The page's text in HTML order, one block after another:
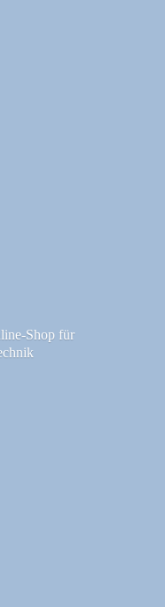
Shop für